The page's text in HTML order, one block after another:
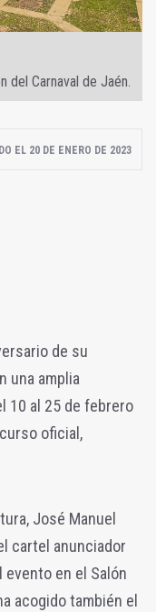
del Carnaval de Jaén.
EL 20 DE ENERO DE 2023
de su
una amplia
10 al 25 de febrero
oficial,
José Manuel
cartel anunciador
evento en el Salón
acogido también el